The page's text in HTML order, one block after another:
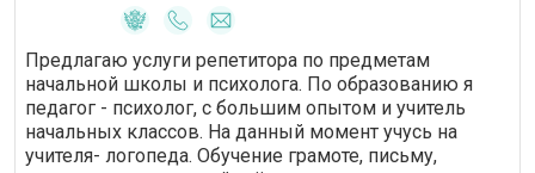
Предлагаю услуги репетитора по предметам
начальной школы и психолога. По образованию я
педагог - психолог, с большим опытом и учитель
начальных классов. На данный момент учусь на
учителя- логопеда. Обучение грамоте, письму,